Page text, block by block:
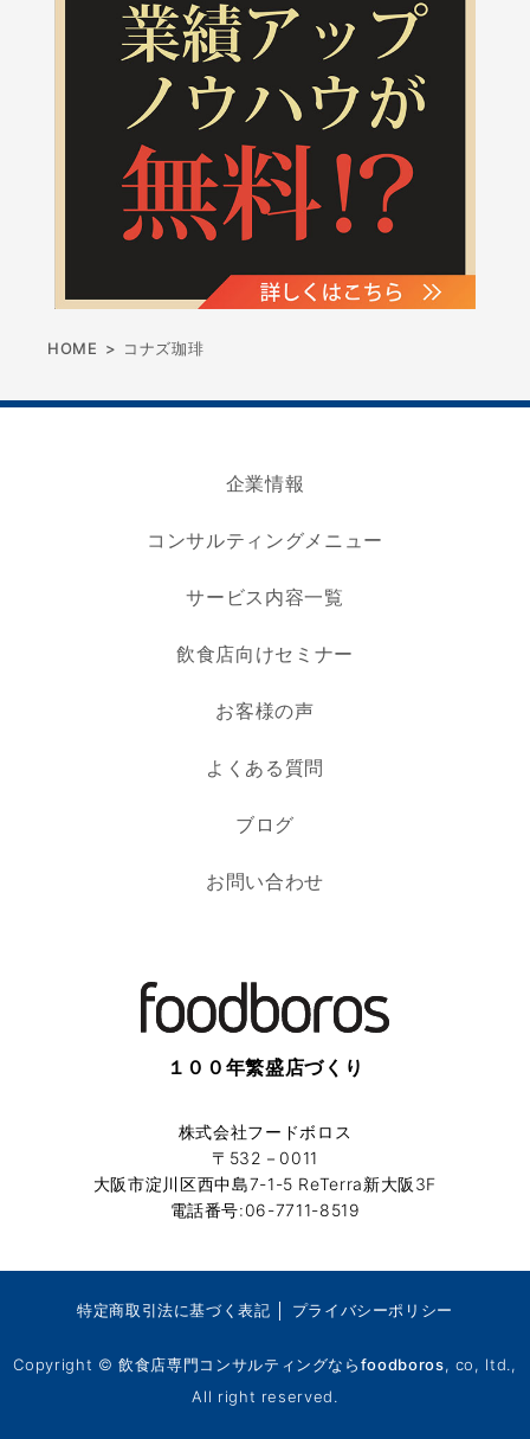
HOME > コナズ珈琲
企業情報
コンサルティングメニュー
サービス内容一覧
飲食店向けセミナー
お客様の声
よくある質問
ブログ
お問い合わせ
１００年繁盛店づくり
株式会社フードボロス
〒532－0011
大阪市淀川区西中島7-1-5 ReTerra新大阪3F
電話番号:06-7711-8519
特定商取引法に基づく表記 プライバシーポリシー
Copyright ©飲食店専門コンサルティングならfoodboros, co, ltd.,
All right reserved.